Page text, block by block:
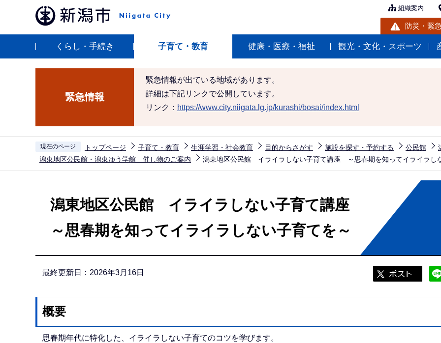
ペ
組織案内
防災・緊
くらし・手続き 子育て・教育 健康・医療・福祉 観光・文化・スポーツ
緊急情報
緊急情報が出ている地域があります。
詳細は下記リンクで公開しています。
リンク： https://www.city.niigata.lg.jp/kurashi/bosai/index.html
現在のページ トップページ 子育て・教育 生涯学習・社会教育 目的からさがす 施設を探す・予約する 公民館
潟東地区公民館・潟東ゆう学館 催し物のご案内
潟東地区公民館 イライラしない子育て講座 ～思春期を知ってイライラし
潟東地区公民館 イライラしない子育て講座
～思春期を知ってイライラしない子育てを～
最終更新日：2026年3月16日
概要
思春期年代に特化した、イライラしない子育てのコツを学びます。